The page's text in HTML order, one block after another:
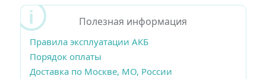
Полезная информация
Правила эксплуатации АКБ
Порядок оплаты
Доставка по Москве, МО, России